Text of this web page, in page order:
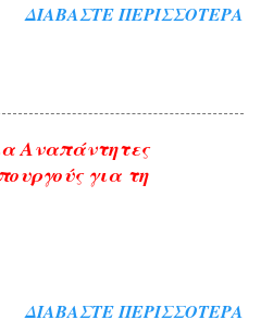
ΔΙΑΒΆΣΤΕ ΠΕΡΙΣΣΌΤΕΡΑ
Αναπάντητες
για τη
ΔΙΑΒΆΣΤΕ ΠΕΡΙΣΣΌΤΕΡΑ